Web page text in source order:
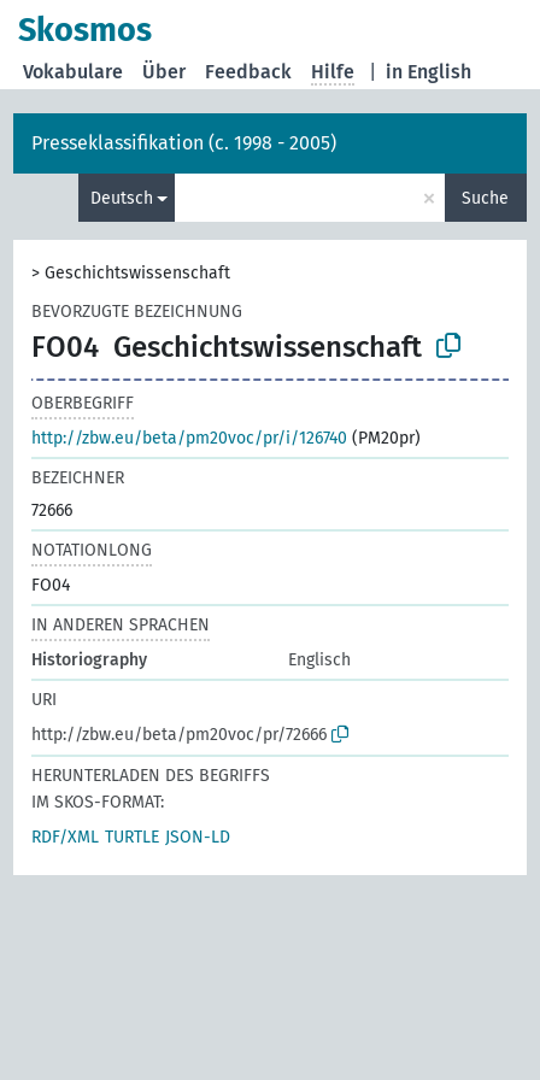
Skosmos
in English
Vokabulare Über Feedback Hilfe
Presseklassifikation (c. 1998 - 2005)
Deutsch × Suche
>Geschichtswissenschaft
BEVORZUGTE BEZEICHNUNG
FO04 Geschichtswissenschaft
OBERBEGRIFF
http://zbw.eu/beta/pm20voc/pr/i/126740 (PM20pr)
BEZEICHNER
72666
NOTATIONLONG
FO04
IN ANDEREN SPRACHEN
Historiography
Englisch
URI
http://zbw.eu/beta/pm20voc/pr/72666
HERUNTERLADEN DES BEGRIFFS
IM SKOS-FORMAT:
RDF/XML TURTLE JSON-LD